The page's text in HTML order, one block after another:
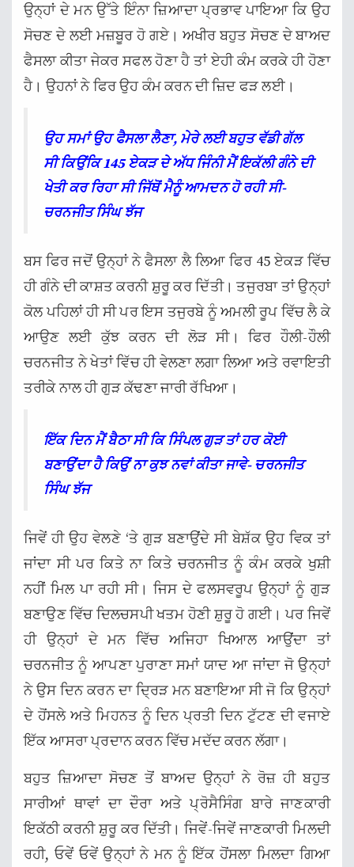
ਉਨ੍ਹਾਂ ਦੇ ਮਨ ਉੱਤੇ ਇੰਨਾ ਜ਼ਿਆਦਾ ਪ੍ਰਭਾਵ ਪਾਇਆ ਕਿ ਉਹ
ਸੋਚਣ ਦੇ ਲਈ ਮਜ਼ਬੂਰ ਹੋ ਗਏ। ਅਖੀਰ ਬਹੁਤ ਸੋਚਣ ਦੇ ਬਾਅਦ
ਫੈਸਲਾ ਕੀਤਾ ਜੇਕਰ ਸਫਲ ਹੋਣਾ ਹੈ ਤਾਂ ਏਹੀ ਕੰਮ ਕਰਕੇ ਹੀ ਹੋਣਾ
ਹੈ। ਉਹਨਾਂ ਨੇ ਫਿਰ ਉਹ ਕੰਮ ਕਰਨ ਦੀ ਜ਼ਿਦ ਫੜ ਲਈ।
ਉਹ ਸਮਾਂ ਉਹ ਫੈਸਲਾ ਲੈਣਾ, ਮੇਰੇ ਲਈ ਬਹੁਤ ਵੱਡੀ ਗੱਲ
ਸੀ ਕਿਉਂਕਿ 145 ਏਕੜ ਦੇ ਅੱਧ ਜਿੰਨੀ ਮੈਂ ਇਕੱਲੀ ਗੰਨੇ ਦੀ
ਖੇਤੀ ਕਰ ਰਿਹਾ ਸੀ ਜਿੱਥੋਂ ਮੈਨੂੰ ਆਮਦਨ ਹੋ ਰਹੀ ਸੀ-
ਚਰਨਜੀਤ ਸਿੰਘ ਝੱਜ
ਬਸ ਫਿਰ ਜਦੋਂ ਉਨ੍ਹਾਂ ਨੇ ਫੈਸਲਾ ਲੈ ਲਿਆ ਫਿਰ 45 ਏਕੜ ਵਿੱਚ
ਹੀ ਗੰਨੇ ਦੀ ਕਾਸ਼ਤ ਕਰਨੀ ਸ਼ੁਰੂ ਕਰ ਦਿੱਤੀ। ਤਜੁਰਬਾ ਤਾਂ ਉਨ੍ਹਾਂ
ਕੋਲ ਪਹਿਲਾਂ ਹੀ ਸੀ ਪਰ ਇਸ ਤਜੁਰਬੇ ਨੂੰ ਅਮਲੀ ਰੂਪ ਵਿੱਚ ਲੈ ਕੇ
ਆਉਣ ਲਈ ਕੁੱਝ ਕਰਨ ਦੀ ਲੋੜ ਸੀ। ਫਿਰ ਹੌਲੀ-ਹੌਲੀ
ਚਰਨਜੀਤ ਨੇ ਖੇਤਾਂ ਵਿੱਚ ਹੀ ਵੇਲਣਾ ਲਗਾ ਲਿਆ ਅਤੇ ਰਵਾਇਤੀ
ਤਰੀਕੇ ਨਾਲ ਹੀ ਗੁੜ ਕੱਢਣਾ ਜਾਰੀ ਰੱਖਿਆ।
ਇੱਕ ਦਿਨ ਮੈਂ ਬੈਠਾ ਸੀ ਕਿ ਸਿੰਪਲ ਗੁੜ ਤਾਂ ਹਰ ਕੋਈ
ਬਣਾਉਂਦਾ ਹੈ ਕਿਉਂ ਨਾ ਕੁਝ ਨਵਾਂ ਕੀਤਾ ਜਾਵੇ- ਚਰਨਜੀਤ
ਸਿੰਘ ਝੱਜ
ਜਿਵੇਂ ਹੀ ਉਹ ਵੇਲਣੇ ‘ਤੇ ਗੁੜ ਬਣਾਉਂਦੇ ਸੀ ਬੇਸ਼ੱਕ ਉਹ ਵਿਕ ਤਾਂ
ਜਾਂਦਾ ਸੀ ਪਰ ਕਿਤੇ ਨਾ ਕਿਤੇ ਚਰਨਜੀਤ ਨੂੰ ਕੰਮ ਕਰਕੇ ਖੁਸ਼ੀ
ਨਹੀਂ ਮਿਲ ਪਾ ਰਹੀ ਸੀ। ਜਿਸ ਦੇ ਫਲਸਵਰੂਪ ਉਨ੍ਹਾਂ ਨੂੰ ਗੁੜ
ਬਣਾਉਣ ਵਿੱਚ ਦਿਲਚਸਪੀ ਖਤਮ ਹੋਣੀ ਸ਼ੁਰੂ ਹੋ ਗਈ। ਪਰ ਜਿਵੇਂ
ਹੀ ਉਨ੍ਹਾਂ ਦੇ ਮਨ ਵਿੱਚ ਅਜਿਹਾ ਖਿਆਲ ਆਉਂਦਾ ਤਾਂ
ਚਰਨਜੀਤ ਨੂੰ ਆਪਣਾ ਪੁਰਾਣਾ ਸਮਾਂ ਯਾਦ ਆ ਜਾਂਦਾ ਜੋ ਉਨ੍ਹਾਂ
ਨੇ ਉਸ ਦਿਨ ਕਰਨ ਦਾ ਦ੍ਰਿੜ ਮਨ ਬਣਾਇਆ ਸੀ ਜੋ ਕਿ ਉਨ੍ਹਾਂ
ਦੇ ਹੋਂਸਲੇ ਅਤੇ ਮਿਹਨਤ ਨੂੰ ਦਿਨ ਪ੍ਰਤੀ ਦਿਨ ਟੁੱਟਣ ਦੀ ਵਜਾਏ
ਇੱਕ ਆਸਰਾ ਪ੍ਰਦਾਨ ਕਰਨ ਵਿੱਚ ਮਦੱਦ ਕਰਨ ਲੱਗਾ।
ਬਹੁਤ ਜ਼ਿਆਦਾ ਸੋਚਣ ਤੋਂ ਬਾਅਦ ਉਨ੍ਹਾਂ ਨੇ ਰੋਜ਼ ਹੀ ਬਹੁਤ
ਸਾਰੀਆਂ ਥਾਵਾਂ ਦਾ ਦੌਰਾ ਅਤੇ ਪ੍ਰੋਸੈਸਿੰਗ ਬਾਰੇ ਜਾਣਕਾਰੀ
ਇਕੱਠੀ ਕਰਨੀ ਸ਼ੁਰੂ ਕਰ ਦਿੱਤੀ। ਜਿਵੇਂ-ਜਿਵੇਂ ਜਾਣਕਾਰੀ ਮਿਲਦੀ
ਰਹੀ, ਓਵੇਂ ਓਵੇਂ ਉਨ੍ਹਾਂ ਨੇ ਮਨ ਨੂੰ ਇੱਕ ਹੋਂਸਲਾ ਮਿਲਦਾ ਗਿਆ